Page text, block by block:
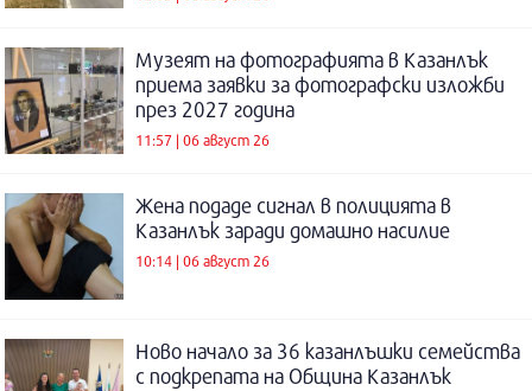
Музеят на фотографията в Казанлък
приема заявки за фотографски изложби
през 2027 година
11:57 | 06 август 26
Жена подаде сигнал в полицията в
Казанлък заради домашно насилие
10:14 | 06 август 26
Ново начало за 36 казанлъшки семейства
с подкрепата на Община Казанлък